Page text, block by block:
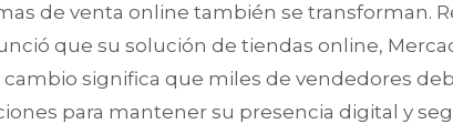
de venta online también se transforman.
que su solución de tiendas online,
cambio significa que miles de vendedores
para mantener su presencia digital y